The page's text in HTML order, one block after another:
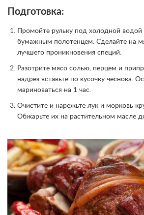
Подготовка:
Промойте рульку под холодной
бумажным полотенцем. Сделайте на
лучшего проникновения специй.
Разотрите мясо солью, перцем и
надрез вставьте по кусочку чеснока.
мариноваться на 1 час.
Очистите и нарежьте лук и морковь
Обжарьте их на растительном масле